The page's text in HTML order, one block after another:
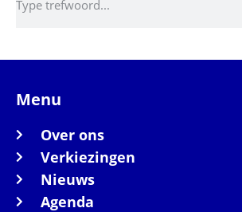
Menu
Over ons
Verkiezingen
Nieuws
Agenda